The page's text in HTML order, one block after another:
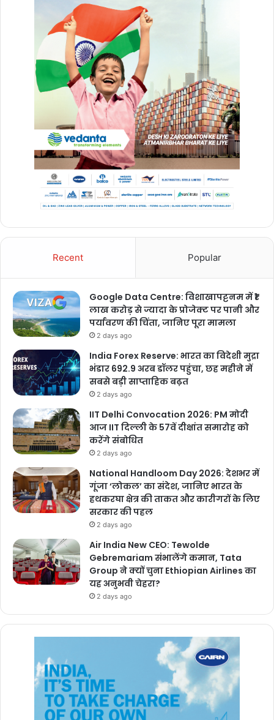
Recent Popular
Google Data Centre: विशाखापट्टनम में ₹1
लाख करोड़ से ज्यादा के प्रोजेक्ट पर पानी और
पर्यावरण की चिंता, जानिए पूरा मामला
2 days ago
India Forex Reserve: भारत का विदेशी मुद्रा
भंडार 692.9 अरब डॉलर पहुंचा, छह महीने में
सबसे बड़ी साप्ताहिक बढ़त
2 days ago
IIT Delhi Convocation 2026: PM मोदी
आज IIT दिल्ली के 57वें दीक्षांत समारोह को
करेंगे संबोधित
2 days ago
National Handloom Day 2026: देशभर में
गूंजा ‘लोकल’ का संदेश, जानिए भारत के
हथकरघा क्षेत्र की ताकत और कारीगरों के लिए
सरकार की पहल
2 days ago
Air India New CEO: Tewolde
Gebremariam संभालेंगे कमान, Tata
Group ने क्यों चुना Ethiopian Airlines का
यह अनुभवी चेहरा?
2 days ago